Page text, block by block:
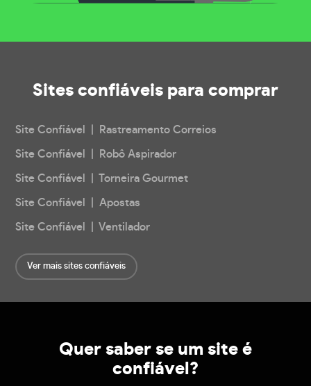
Sites confiáveis para comprar
Site Confiável | Rastreamento Correios
Site Confiável | Robô Aspirador
Site Confiável | Torneira Gourmet
Site Confiável | Apostas
Site Confiável | Ventilador
Ver mais sites confiáveis
Quer saber se um site é
confiável?